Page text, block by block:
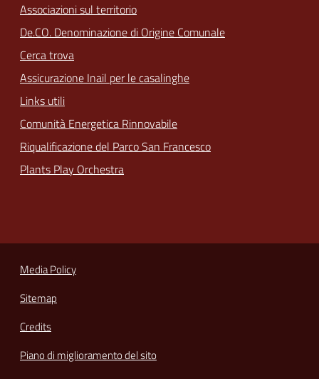
Associazioni sul territorio
De.CO. Denominazione di Origine Comunale
Cerca trova
Assicurazione Inail per le casalinghe
Links utili
Comunità Energetica Rinnovabile
Riqualificazione del Parco San Francesco
Plants Play Orchestra
Media Policy
Sitemap
Credits
Piano di miglioramento del sito